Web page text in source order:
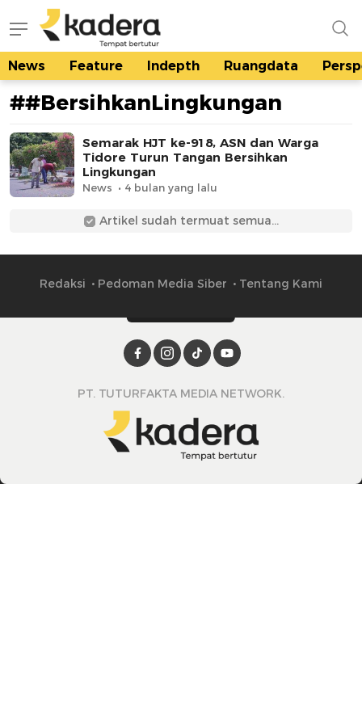
kadera.id
Tempat bertutur
News Feature Indepth Ruangdata
##BersihkanLingkungan
Semarak HJT ke-918, ASN dan Warga
Tidore Turun Tangan Bersihkan
Lingkungan
News 4 bulan yang lalu
Artikel sudah termuat semua...
Redaksi Pedoman Media Siber Tentang Kami
PT. TUTURFAKTA MEDIA NETWORK.